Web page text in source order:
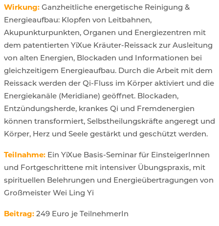
Wirkung: Ganzheitliche energetische Reinigung &
Energieaufbau: Klopfen von Leitbahnen,
Akupunkturpunkten, Organen und Energiezentren mit
dem patentierten YiXue Kräuter-Reissack zur Ausleitung
von alten Energien, Blockaden und Informationen bei
gleichzeitigem Energieaufbau. Durch die Arbeit mit dem
Reissack werden der Qi-Fluss im Körper aktiviert und die
Energiekanäle (Meridiane) geöffnet. Blockaden,
Entzündungsherde, krankes Qi und Fremdenergien
können transformiert, Selbstheilungskräfte angeregt und
Körper, Herz und Seele gestärkt und geschützt werden.
Teilnahme: Ein YiXue Basis-Seminar für EinsteigerInnen
und Fortgeschrittene mit intensiver Übungspraxis, mit
spirituellen Belehrungen und Energieübertragungen von
Großmeister Wei Ling Yi
Beitrag: 249 Euro je TeilnehmerIn